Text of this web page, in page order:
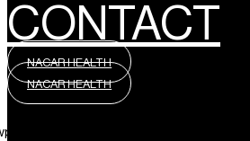
CONTACT
NACAR HEALTH
NACAR HEALTH